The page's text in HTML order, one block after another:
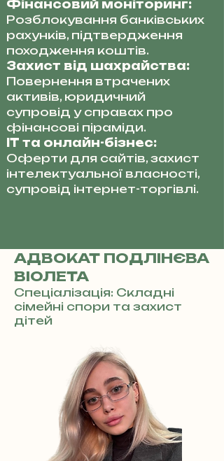
Фінансовий моніторинг:
Розблокування банківських
рахунків, підтвердження
походження коштів.
Захист від шахрайства:
Повернення втрачених
активів, юридичний
супровід у справах про
фінансові піраміди.
IT та онлайн-бізнес:
Оферти для сайтів, захист
інтелектуальної власності,
супровід інтернет-торгівлі.
АДВОКАТ ПОДЛІНЄВА
ВІОЛЕТА
Спеціалізація: Складні
сімейні спори та захист
дітей